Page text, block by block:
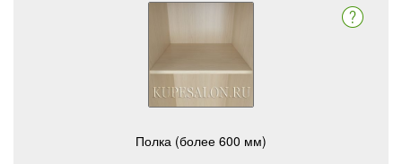
Полка (более 600 мм)